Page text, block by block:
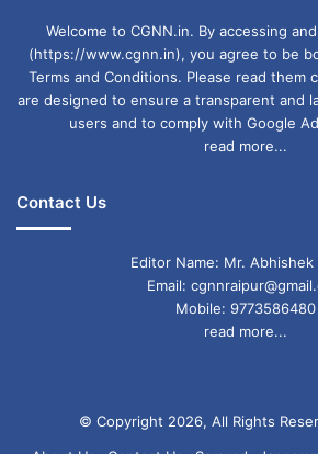
Welcome to CGNN.in. By accessing
(https://www.cgnn.in), you agree to be
Terms and Conditions. Please read them
are designed to ensure a transparent and
users and to comply with Google
read more...
Contact Us
Editor Name: Mr. Abhishek
Email:
Mobile: 9773586480
read more...
© Copyright 2026, All Rights